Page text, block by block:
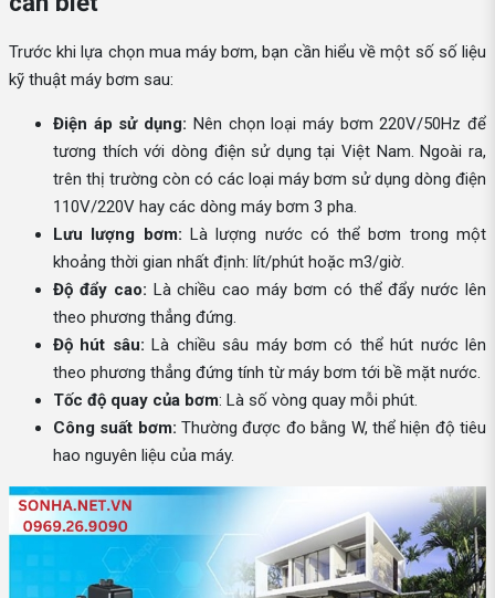
Trước khi lựa chọn mua máy bơm, bạn cần hiểu về một số số liệu
kỹ thuật máy bơm sau:
Điện áp sử dụng: Nên chọn loại máy bơm 220V/50Hz để
tương thích với dòng điện sử dụng tại Việt Nam. Ngoài ra,
trên thị trường còn có các loại máy bơm sử dụng dòng điện
110V/220V hay các dòng máy bơm 3 pha.
Lưu lượng bơm: Là lượng nước có thể bơm trong một
khoảng thời gian nhất định: lít/phút hoặc m3/giờ.
Độ đẩy cao: Là chiều cao máy bơm có thể đẩy nước lên
theo phương thẳng đứng.
Độ hút sâu: Là chiều sâu máy bơm có thể hút nước lên
theo phương thẳng đứng tính từ máy bơm tới bề mặt nước.
Tốc độ quay của bơm: Là số vòng quay mỗi phút.
Công suất bơm: Thường được đo bằng W, thể hiện độ tiêu
hao nguyên liệu của máy.